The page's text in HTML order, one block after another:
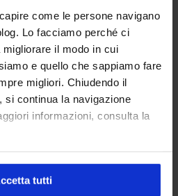
come le persone navigano
Lo facciamo perché ci
il modo in cui
e quello che sappiamo fare
migliori. Chiudendo il
si continua la navigazione
informazioni, consulta la
tutti
di informazioni
le proprie performance
del brand .
questa situazione? Il
vendita e-commerce
diretta del
madre che detiene il
processo, del